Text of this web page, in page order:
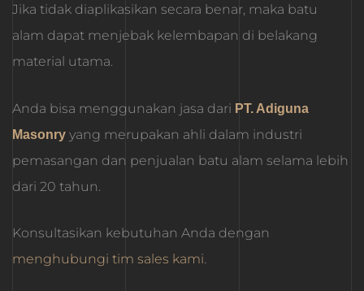
Jika tidak diaplikasikan secara benar, maka batu
alam dapat menjebak kelembapan di belakang
material utama.
Anda bisa menggunakan jasa dari PT. Adiguna
Masonry yang merupakan ahli dalam industri
pemasangan dan penjualan batu alam selama lebih
dari 20 tahun.
Konsultasikan kebutuhan Anda dengan
menghubungi tim sales kami.